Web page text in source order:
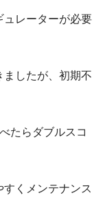
ュレーターが必要
したが、初期不
たらダブルスコ
くメンテナンス